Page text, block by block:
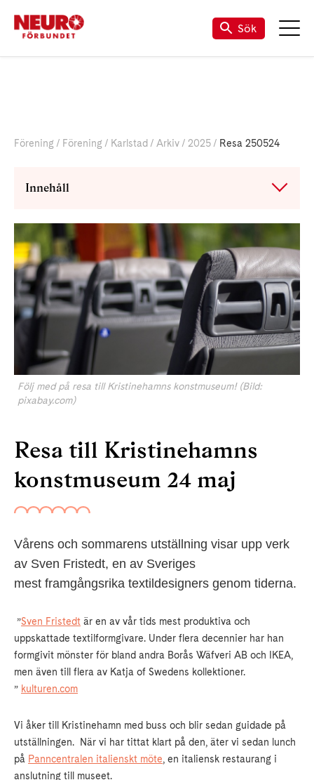
Till vår Facebook-sida
Sök
Förening Förening Karlstad Arkiv 2025 Resa 250524
Innehåll
Följ med på resa till Kristinehamns konstmuseum! (Bild:
pixabay.com)
Resa till Kristinehamns
konstmuseum 24 maj
Vårens och sommarens utställning visar upp verk
av Sven Fristedt, en av Sveriges
mest framgångsrika textildesigners genom tiderna.
”Sven Fristedt är en av vår tids mest produktiva och
uppskattade textilformgivare. Under flera decennier har han
formgivit mönster för bland andra Borås Wäfveri AB och IKEA,
men även till flera av Katja of Swedens kollektioner.
” kulturen.com
Vi åker till Kristinehamn med buss och blir sedan guidade på
utställningen. När vi har tittat klart på den, äter vi sedan lunch
på Panncentralen italienskt möte, en italiensk restaurang i
anslutning till museet.